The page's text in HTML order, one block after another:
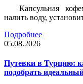
Капсульная
налить воду,
Подробнее
05.08.2026
Путевки в Турцию:
подобрать